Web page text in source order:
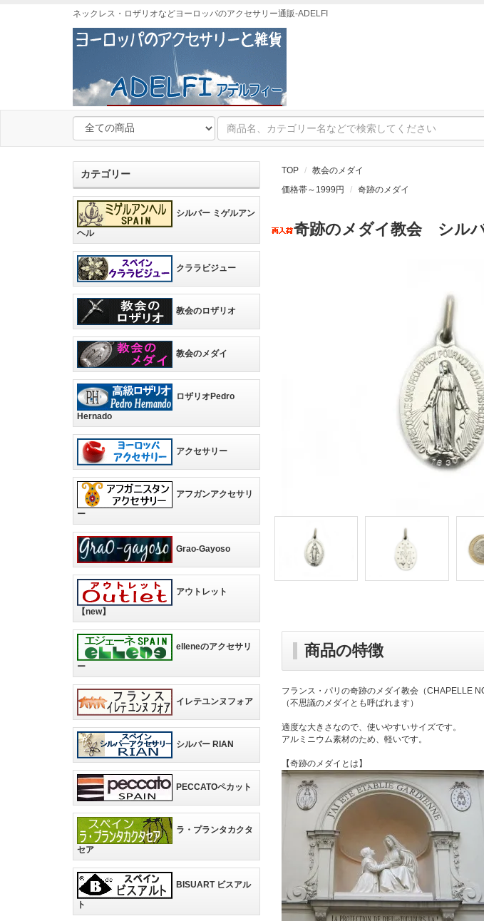
ネックレス・ロザリオなどヨーロッパのアクセサリー通販-ADELFI
TOP
教会のメダイ
価格帯～1999円
奇跡のメダイ
奇跡のメダイ教会 シル
商品の特徴
フランス・パリの奇跡のメダイ教会（CHAPELLE
（不思議のメダイとも呼ばれます）
適度な大きさなので、使いやすいサイズです。
アルミニウム素材のため、軽いです。
【奇跡のメダイとは】
カテゴリー
シルバー ミゲルアン
ヘル
クララビジュー
教会のロザリオ
教会のメダイ
ロザリオPedro
Hernado
アクセサリー
アフガンアクセサリ
ー
Grao-Gayoso
アウトレット
【new】
elleneのアクセサリ
ー
イレテユンヌフォア
シルバー RIAN
PECCATOペカット
ラ・プランタカクタ
セア
BISUART ビスアル
ト